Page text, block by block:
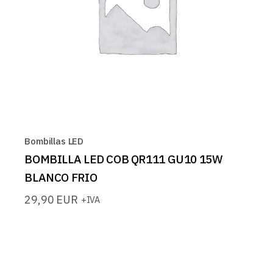
Bombillas LED
BOMBILLA LED COB QR111 GU10 15W
BLANCO FRIO
29,90 EUR +IVA